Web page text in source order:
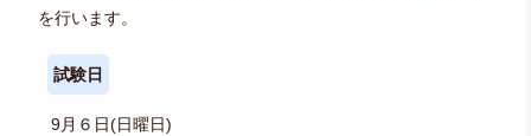
を行います。
試験日
9月６日(日曜日)